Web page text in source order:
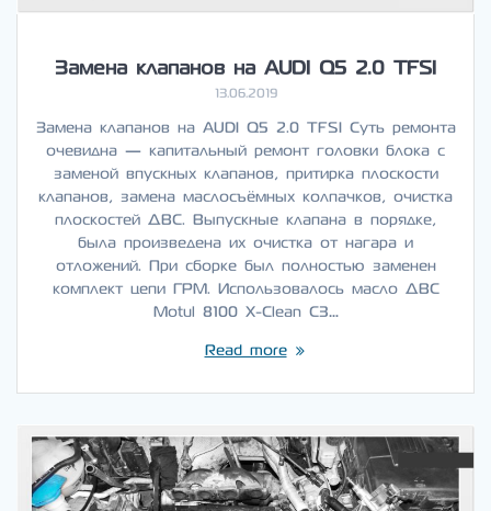
Замена клапанов на AUDI Q5 2.0 TFSI
13.06.2019
Замена клапанов на AUDI Q5 2.0 TFSI Суть ремонта
очевидна — капитальный ремонт головки блока с
заменой впускных клапанов, притирка плоскости
клапанов, замена маслосъёмных колпачков, очистка
плоскостей ДВС. Выпускные клапана в порядке,
была произведена их очистка от нагара и
отложений. При сборке был полностью заменен
комплект цепи ГРМ. Использовалось масло ДВС
Motul 8100 X-Clean C3…
Read more